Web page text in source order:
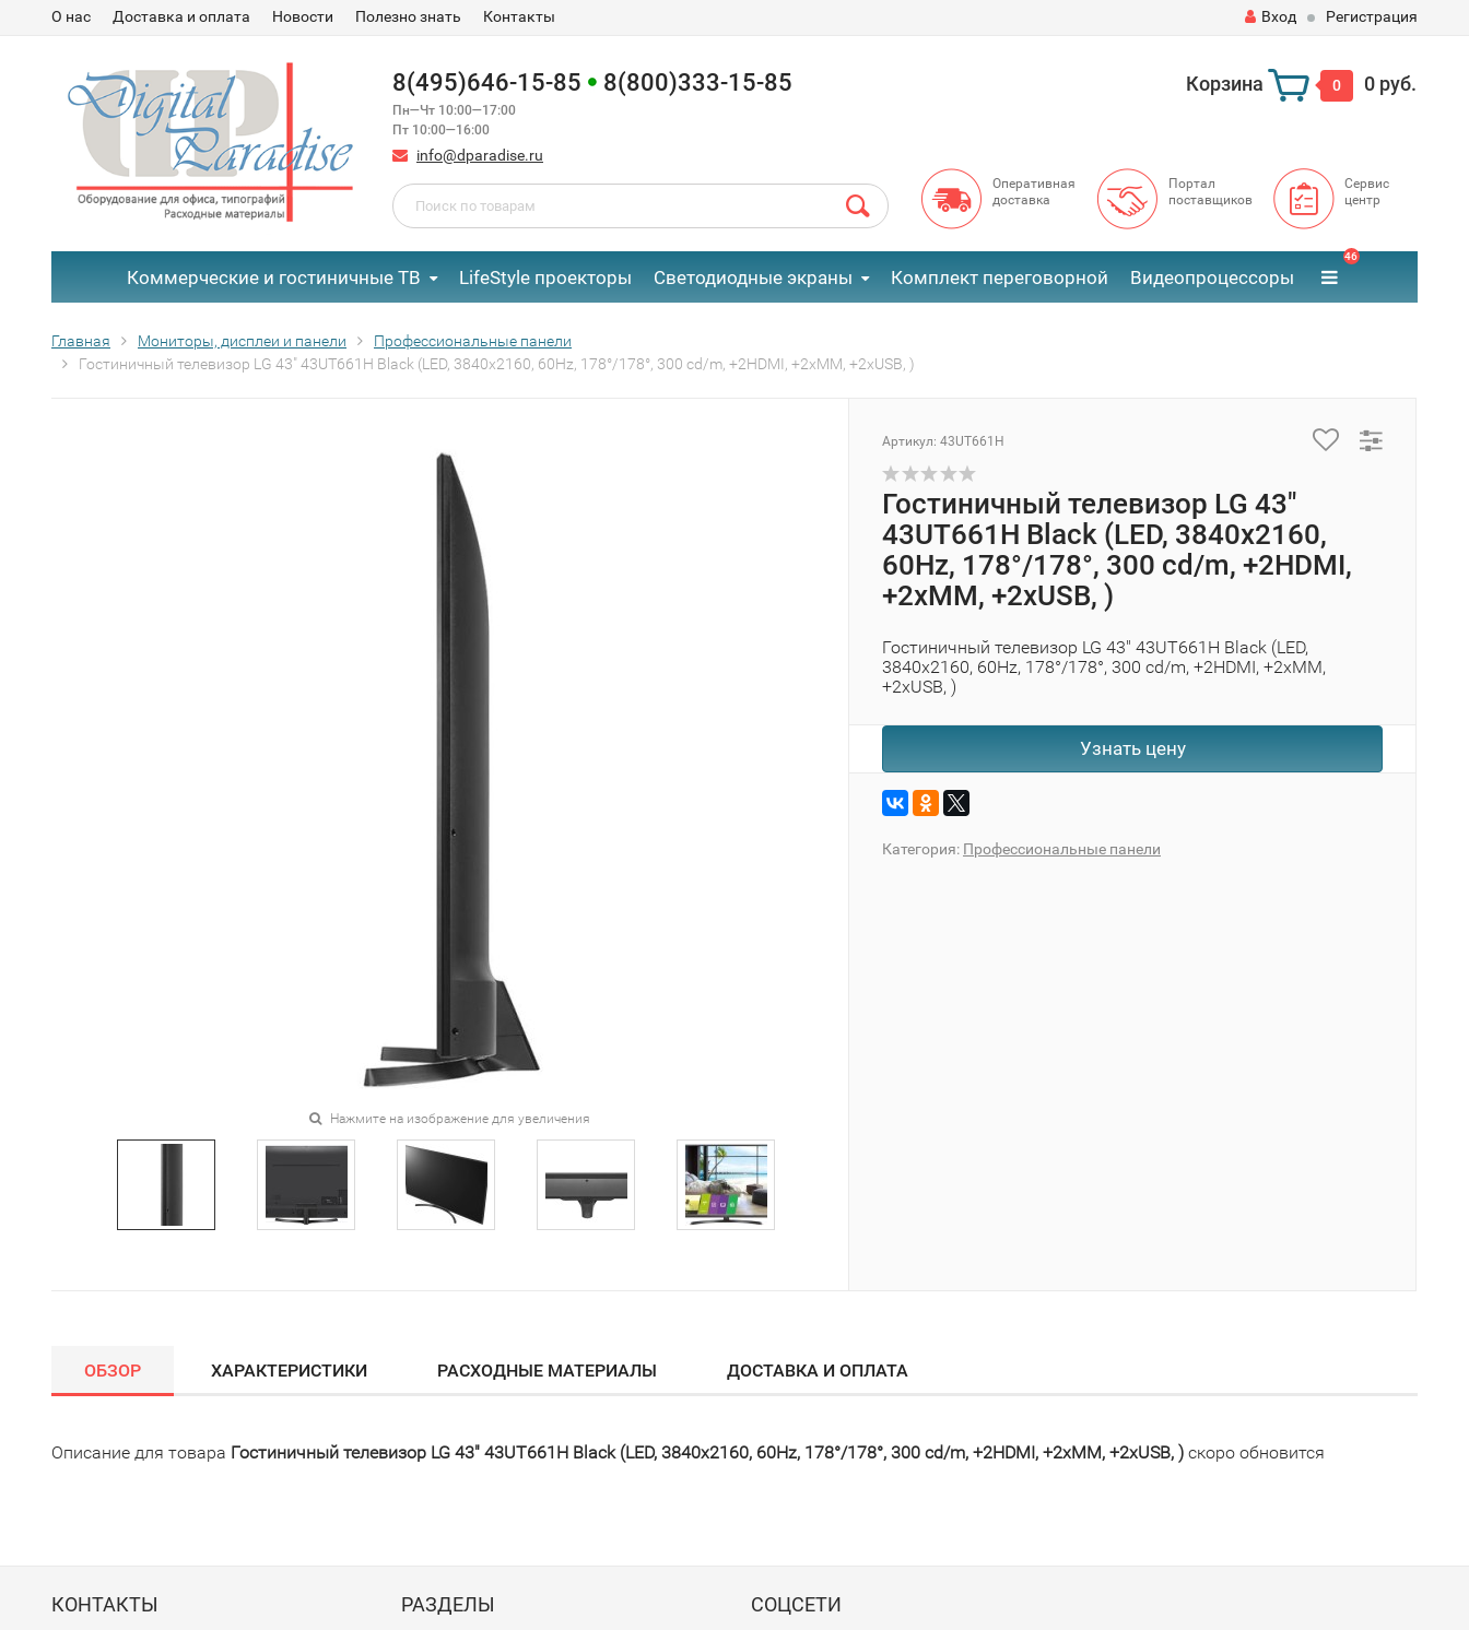
О нас Доставка и оплата Новости Полезно знать Контакты Вход Регистрация
8(495)646-15-85 8(800)333-15-85
Пн—Чт 10:00—17:00
Пт 10:00—16:00
info@dparadise.ru
Корзина 0 0 руб.
Оперативная
доставка
Портал
поставщиков
Сервис
центр
Коммерческие и гостиничные ТВ LifeStyle проекторы Светодиодные экраны Комплект переговорной Видеопроцессоры
46
Главная Мониторы, дисплеи и панели
Профессиональные панели
Гостиничный телевизор LG 43" 43UT661H Black (LED, 3840x2160, 60Hz, 178°/178°, 300 cd/m, +2HDMI, +2xMM, +2хUSB, )
Нажмите на изображение для увеличения
Артикул: 43UT661H
Гостиничный телевизор LG 43"
43UT661H Black (LED, 3840x2160,
60Hz, 178°/178°, 300 cd/m, +2HDMI,
+2xMM, +2хUSB, )
Гостиничный телевизор LG 43" 43UT661H Black (LED,
3840x2160, 60Hz, 178°/178°, 300 cd/m, +2HDMI, +2xMM,
+2хUSB, )
Узнать цену
Категория: Профессиональные панели
ОБЗОР ХАРАКТЕРИСТИКИ РАСХОДНЫЕ МАТЕРИАЛЫ ДОСТАВКА И ОПЛАТА
Описание для товара Гостиничный телевизор LG 43" 43UT661H Black (LED, 3840x2160, 60Hz, 178°/178°, 300 cd/m, +2HDMI, +2xMM, +2хUSB, ) скоро обновится
КОНТАКТЫ РАЗДЕЛЫ СОЦСЕТИ